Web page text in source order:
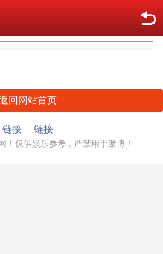
回网站首页
链接 链接
！仅供娱乐参考，严禁用于赌博！